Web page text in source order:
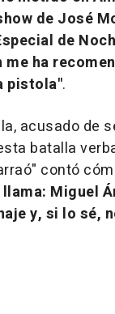
de José
de
me ha
pistola".
acusado de
batalla
contó
Miguel
y, si lo sé,